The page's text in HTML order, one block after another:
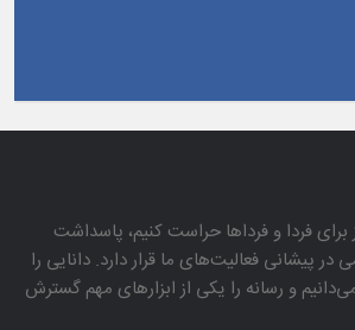
برای فردا و فرداها حراست كنیم، پاسداشت
پیشانی فعالیت‌های ما قرار دارد. دانایی را
و رسانه را یكی از ابزارهای مهم گسترش